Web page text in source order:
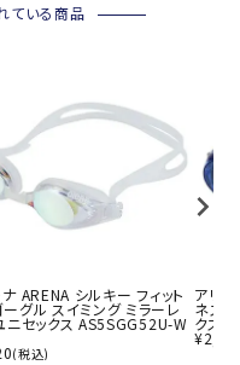
ている商品
ARENA シルキー フィット
グル スイミング ミラーレ
ニセックス AS5SGG52U-W
(税込)
アリ
ネス
クス
¥